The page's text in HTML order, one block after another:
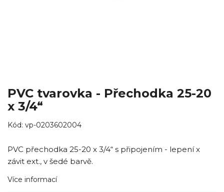
PVC tvarovka - Přechodka 25-20
x 3/4“
Kód: vp-0203602004
PVC přechodka 25-20 x 3/4“ s připojením - lepení x
závit ext., v šedé barvě.
Více informací